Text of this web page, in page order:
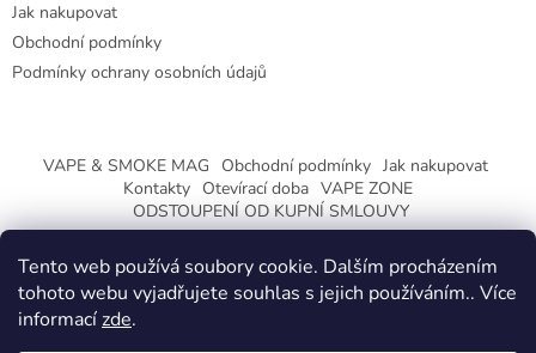
Tento web používá soubory cookie. Dalším procházením
tohoto webu vyjadřujete souhlas s jejich používáním.. Více
informacízde.
Jak nakupovat
Obchodní podmínky
Podmínky ochrany osobních údajů
VAPE & SMOKE MAG Obchodní podmínky Jak nakupovat
Kontakty Otevírací doba VAPE ZONE
ODSTOUPENÍ OD KUPNÍ SMLOUVY